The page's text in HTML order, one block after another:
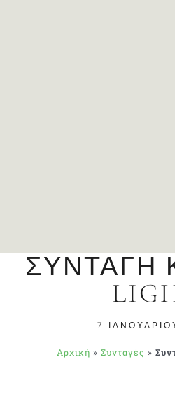
ΣΥΝΤΑΓΉ
7
Αρχική » Συνταγές »